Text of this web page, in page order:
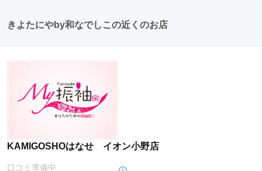
きよたにやby和なでしこの近くのお店
KAMIGOSHOはなせ イオン小野店
口コミ準備中